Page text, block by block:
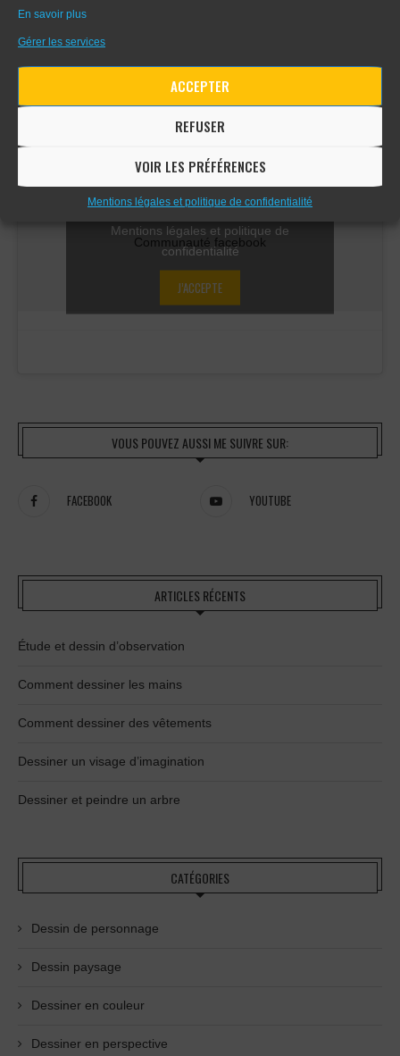
En savoir plus
Gérer les services
ACCEPTER
REFUSER
VOIR LES PRÉFÉRENCES
Mentions légales et politique de confidentialité
COMMUNAUTÉ FACEBOOK
Communauté facebook
Cliquez sur « J’accepte » pour activer
Facebook
Mentions légales et politique de
confidentialité
J’ACCEPTE
VOUS POUVEZ AUSSI ME SUIVRE SUR:
FACEBOOK YOUTUBE
ARTICLES RÉCENTS
Étude et dessin d’observation
Comment dessiner les mains
Comment dessiner des vêtements
Dessiner un visage d’imagination
Dessiner et peindre un arbre
CATÉGORIES
Dessin de personnage
Dessin paysage
Dessiner en couleur
Dessiner en perspective